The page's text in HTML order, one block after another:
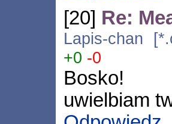
[20] Re:
Lapis-chan
+0 -0
Bosko!
uwielbiam